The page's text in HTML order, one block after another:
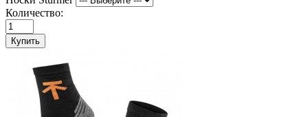
Количество:
Купить